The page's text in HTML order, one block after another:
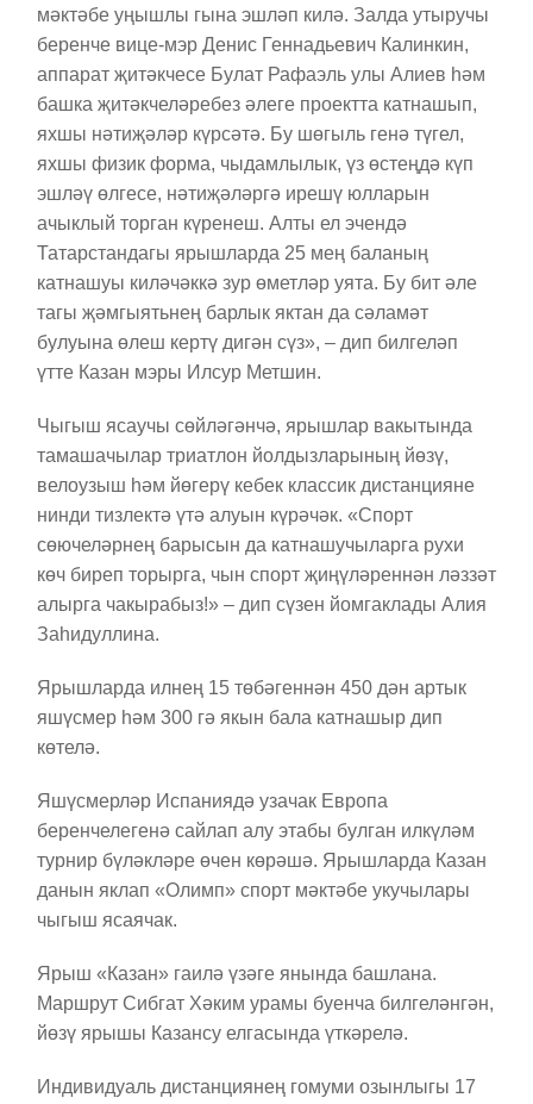
мәктәбе уңышлы гына эшләп килә. Залда утыручы
беренче вице-мэр Денис Геннадьевич Калинкин,
аппарат җитәкчесе Булат Рафаэль улы Алиев һәм
башка җитәкчеләребез әлеге проектта катнашып,
яхшы нәтиҗәләр күрсәтә. Бу шөгыль генә түгел,
яхшы физик форма, чыдамлылык, үз өстеңдә күп
эшләү өлгесе, нәтиҗәләргә ирешү юлларын
ачыклый торган күренеш. Алты ел эчендә
Татарстандагы ярышларда 25 мең баланың
катнашуы киләчәккә зур өметләр уята. Бу бит әле
тагы җәмгыятьнең барлык яктан да сәламәт
булуына өлеш кертү дигән сүз», – дип билгеләп
үтте Казан мэры Илсур Метшин.
Чыгыш ясаучы сөйләгәнчә, ярышлар вакытында
тамашачылар триатлон йолдызларының йөзү,
велоузыш һәм йөгерү кебек классик дистанцияне
нинди тизлектә үтә алуын күрәчәк. «Спорт
сөючеләрнең барысын да катнашучыларга рухи
көч биреп торырга, чын спорт җиңүләреннән ләззәт
алырга чакырабыз!» – дип сүзен йомгаклады Алия
Заһидуллина.
Ярышларда илнең 15 төбәгеннән 450 дән артык
яшүсмер һәм 300 гә якын бала катнашыр дип
көтелә.
Яшүсмерләр Испаниядә узачак Европа
беренчелегенә сайлап алу этабы булган илкүләм
турнир бүләкләре өчен көрәшә. Ярышларда Казан
данын яклап «Олимп» спорт мәктәбе укучылары
чыгыш ясаячак.
Ярыш «Казан» гаилә үзәге янында башлана.
Маршрут Сибгат Хәким урамы буенча билгеләнгән,
йөзү ярышы Казансу елгасында үткәрелә.
Индивидуаль дистанциянең гомуми озынлыгы 17